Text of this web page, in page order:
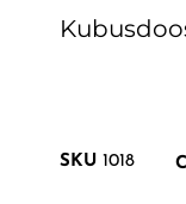
SKU 1018